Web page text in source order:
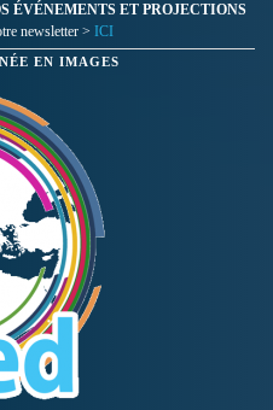
ÉVÉNEMENTS ET PROJECTIONS
newsletter > ICI
EN IMAGES